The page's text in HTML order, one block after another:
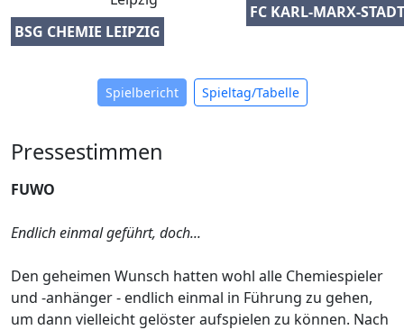
BSG CHEMIE LEIPZIG
FC KARL-MARX-
Spielbericht Spieltag/Tabelle
Pressestimmen
FUWO
Endlich einmal geführt, doch...
Den geheimen Wunsch hatten wohl alle Chemiespieler
und -anhänger - endlich einmal in Führung zu gehen,
um dann vielleicht gelöster aufspielen zu können. Nach